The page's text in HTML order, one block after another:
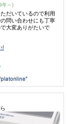
年～)
だいているので利用
問い合わせにも丁寧
大変ありがたいで
!